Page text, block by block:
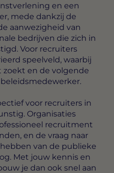
en een
mede dankzij de
aanwezigheid van
bedrijven die zich in
Voor recruiters
speelveld, waarbij
zoekt en de volgende
voor recruiters in
Organisaties
recruitment
en de vraag naar
van de publieke
Met jouw kennis en
je dan ook snel aan